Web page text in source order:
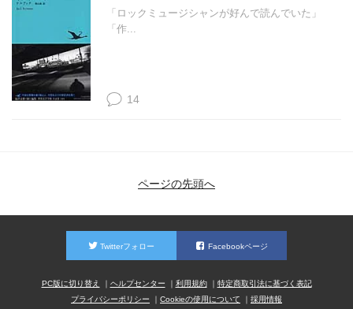
「ロックミュージシャンが好んで読んでいた」
「作...
14
ページの先頭へ
Twitterフォロー Facebookページ
PC版に切り替え ヘルプセンター 利用規約
特定商取引法に基づく表記
プライバシーポリシー
Cookieの使用について 採用情報